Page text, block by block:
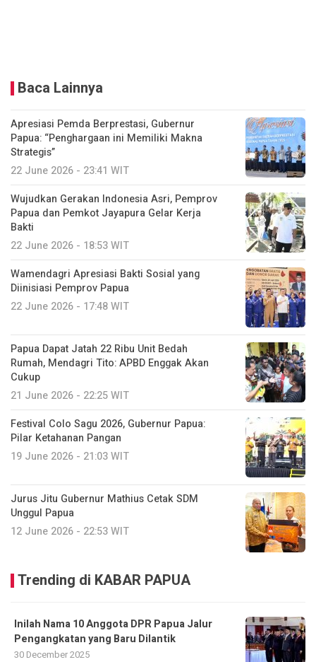
Baca Lainnya
Apresiasi Pemda Berprestasi, Gubernur
Papua: “Penghargaan ini Memiliki Makna
Strategis”
22 June 2026 - 23:41 WIT
Wujudkan Gerakan Indonesia Asri, Pemprov
Papua dan Pemkot Jayapura Gelar Kerja
Bakti
22 June 2026 - 18:53 WIT
Wamendagri Apresiasi Bakti Sosial yang
Diinisiasi Pemprov Papua
22 June 2026 - 17:48 WIT
Papua Dapat Jatah 22 Ribu Unit Bedah
Rumah, Mendagri Tito: APBD Enggak Akan
Cukup
21 June 2026 - 22:25 WIT
Festival Colo Sagu 2026, Gubernur Papua:
Pilar Ketahanan Pangan
19 June 2026 - 21:03 WIT
Jurus Jitu Gubernur Mathius Cetak SDM
Unggul Papua
12 June 2026 - 22:53 WIT
Trending di KABAR PAPUA
Inilah Nama 10 Anggota DPR Papua Jalur
Pengangkatan yang Baru Dilantik
30 December 2025